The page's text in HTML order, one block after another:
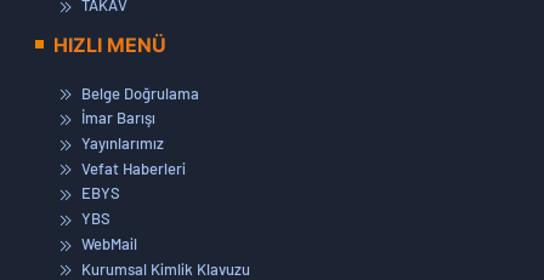
TAKAV
HIZLI MENÜ
Belge Doğrulama
İmar Barışı
Yayınlarımız
Vefat Haberleri
EBYS
YBS
WebMail
Kurumsal Kimlik Klavuzu